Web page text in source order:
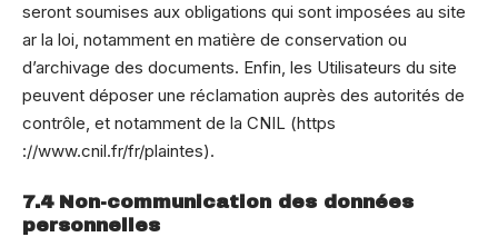
seront soumises aux obligations qui sont imposées au site
ar la loi, notamment en matière de conservation ou
d’archivage des documents. Enfin, les Utilisateurs du site
peuvent déposer une réclamation auprès des autorités de
contrôle, et notamment de la CNIL (https
://www.cnil.fr/fr/plaintes).
7.4 Non-communication des données
personnelles